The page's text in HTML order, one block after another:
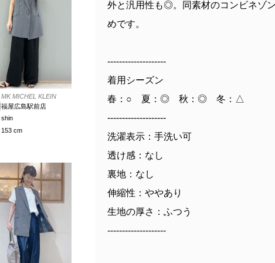
MK MICHEL KLEIN
福屋広島駅前店
shin
153 cm
外と汎用性も◎。同素材のコンビネゾ
めです。
--------------------
着用シーズン
春：○ 夏：◎ 秋：◎ 冬：△
--------------------
洗濯表示：手洗い可
透け感：なし
裏地：なし
伸縮性：ややあり
生地の厚さ：ふつう
--------------------